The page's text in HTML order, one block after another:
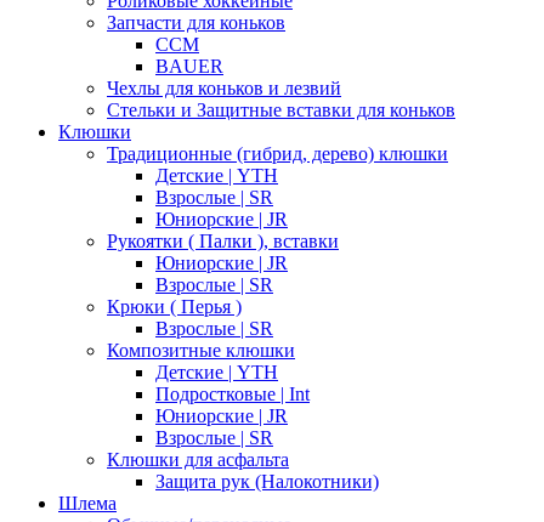
Запчасти для коньков
CCM
BAUER
Чехлы для коньков и лезвий
Стельки и Защитные вставки для коньков
Клюшки
Традиционные (гибрид, дерево) клюшки
Детские | YTH
Взрослые | SR
Юниорские | JR
Рукоятки ( Палки ), вставки
Юниорские | JR
Взрослые | SR
Крюки ( Перья )
Взрослые | SR
Композитные клюшки
Детские | YTH
Подростковые | Int
Юниорские | JR
Взрослые | SR
Клюшки для асфальта
Защита рук (Налокотники)
Шлема